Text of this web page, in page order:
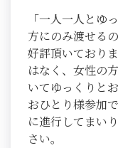
「一人一人とゆ
方にのみ渡せる
好評頂いており
はなく、女性の
いてゆっくりと
おひとり様参加
に進行してまい
さい。